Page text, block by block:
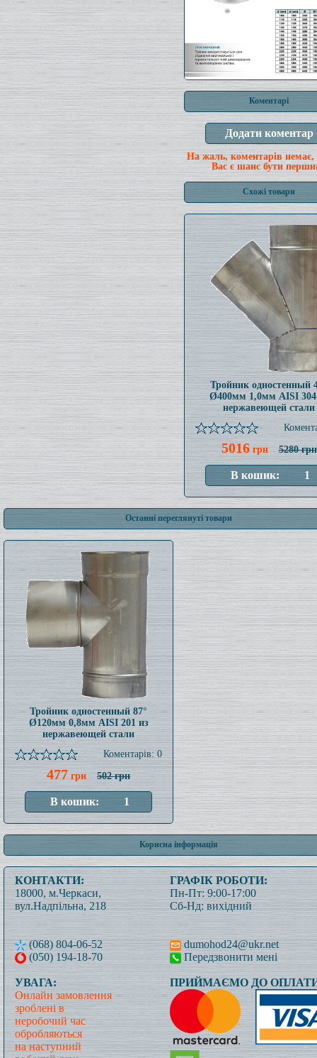
Коментарі
На жаль, коментарів немає,
Вас є шанс бути
Схожі товари
Тройник одностенный
Ø400мм 1,0мм AISI 304
нержавеющей стали
5016грн 5280 грн
Останні переглянуті товари
Тройник одностенный 87°
Ø120мм 0,8мм AISI 201 из
нержавеющей стали
Коментарів: 0
477грн 502 грн
Корисна інформація
КОНТАКТИ:
18000, м.Черкаси,
вул.Надпільна, 218
(068) 804-06-52
(050) 194-18-70
ГРАФІК РОБОТИ:
Пн-Пт: 9:00-17:00
Сб-Нд: вихідний
dumohod24@ukr.net
Передзвонити мені
УВАГА:
Онлайн замовлення
зроблені в
неробочий час
обробляються
на наступний
ПРИЙМАЄМО ДО